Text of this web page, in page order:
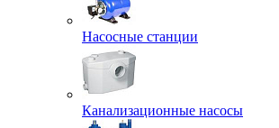
Насосные станции
Канализационные насосы